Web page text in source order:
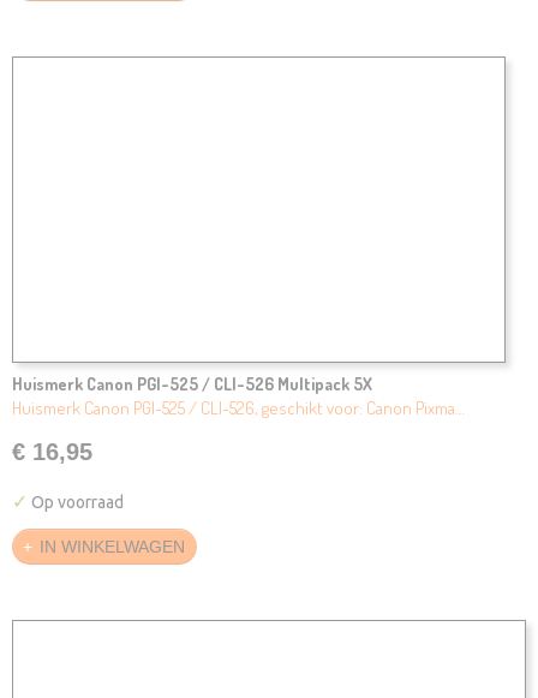
Huismerk Canon PGI-525 / CLI-526 Multipack 5X
Huismerk Canon PGI-525 / CLI-526, geschikt voor: Canon Pixma…
€ 16,95
✓ Op voorraad
IN WINKELWAGEN